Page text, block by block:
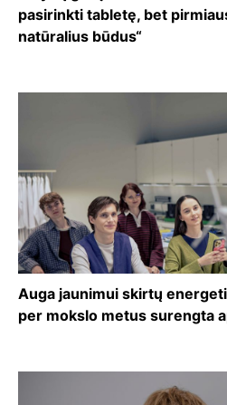
pasirinkti tabletę, bet
natūralius būdus“
Auga jaunimui skirtų
per mokslo metus surengta